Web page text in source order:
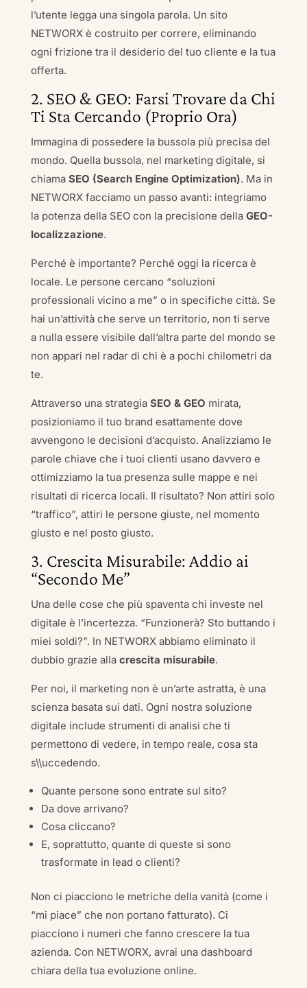
l’utente legga una singola parola. Un sito
NETWORX è costruito per correre, eliminando
ogni frizione tra il desiderio del tuo cliente e la tua
offerta.
2. SEO & GEO: Farsi Trovare da Chi
Ti Sta Cercando (Proprio Ora)
Immagina di possedere la bussola più precisa del
mondo. Quella bussola, nel marketing digitale, si
chiama SEO (Search Engine Optimization). Ma in
NETWORX facciamo un passo avanti: integriamo
la potenza della SEO con la precisione della GEO-
localizzazione.
Perché è importante? Perché oggi la ricerca è
locale. Le persone cercano “soluzioni
professionali vicino a me” o in specifiche città. Se
hai un’attività che serve un territorio, non ti serve
a nulla essere visibile dall’altra parte del mondo se
non appari nel radar di chi è a pochi chilometri da
te.
Attraverso una strategia SEO & GEO mirata,
posizioniamo il tuo brand esattamente dove
avvengono le decisioni d’acquisto. Analizziamo le
parole chiave che i tuoi clienti usano davvero e
ottimizziamo la tua presenza sulle mappe e nei
risultati di ricerca locali. Il risultato? Non attiri solo
“traffico”, attiri le persone giuste, nel momento
giusto e nel posto giusto.
3. Crescita Misurabile: Addio ai
“Secondo Me”
Una delle cose che più spaventa chi investe nel
digitale è l’incertezza. “Funzionerà? Sto buttando i
miei soldi?”. In NETWORX abbiamo eliminato il
dubbio grazie alla crescita misurabile.
Per noi, il marketing non è un’arte astratta, è una
scienza basata sui dati. Ogni nostra soluzione
digitale include strumenti di analisi che ti
permettono di vedere, in tempo reale, cosa sta
s\\uccedendo.
Quante persone sono entrate sul sito?
Da dove arrivano?
Cosa cliccano?
E, soprattutto, quante di queste si sono
trasformate in lead o clienti?
Non ci piacciono le metriche della vanità (come i
“mi piace” che non portano fatturato). Ci
piacciono i numeri che fanno crescere la tua
azienda. Con NETWORX, avrai una dashboard
chiara della tua evoluzione online.